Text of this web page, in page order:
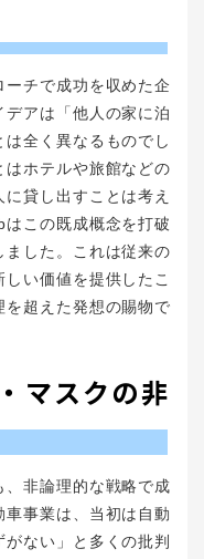
チで成功を収めた企
アは「他人の家に泊
全く異なるものでし
ホテルや旅館などの
貸し出すことは考え
この既成概念を打破
ました。これは従来の
い価値を提供したこ
を超えた発想の賜物で
マスクの非
、非論理的な戦略で成
事業は、当初は自動
ない」と多くの批判